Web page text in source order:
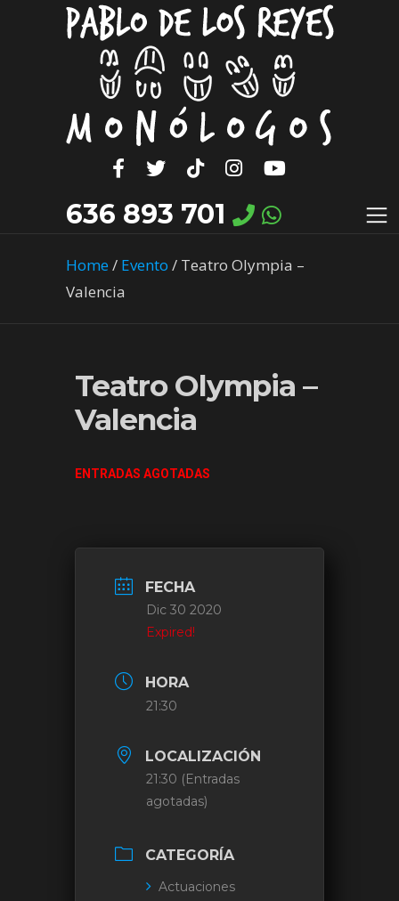
636 893 701
Home/ Evento / Teatro Olympia –
Valencia
Teatro Olympia –
Valencia
ENTRADAS AGOTADAS
FECHA
Dic 30 2020
Expired!
HORA
21:30
LOCALIZACIÓN
21:30 (Entradas
agotadas)
CATEGORÍA
Actuaciones